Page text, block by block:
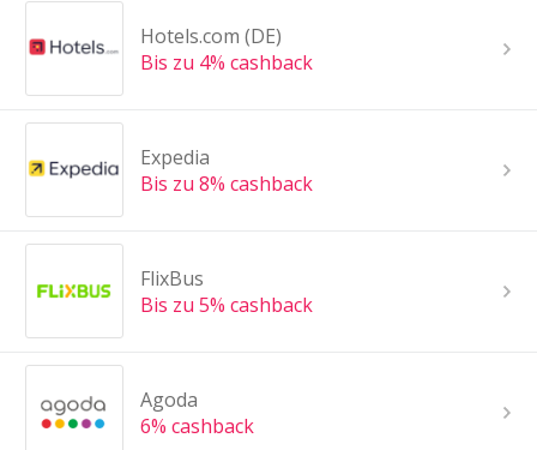
Hotels.com (DE)
Bis zu 4% cashback
Expedia
Bis zu 8% cashback
FlixBus
Bis zu 5% cashback
Agoda
6% cashback